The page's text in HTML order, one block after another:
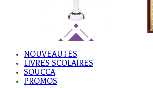
NOUVEAUTÉS
LIVRES SCOLAIRES
SOUCCA
PROMOS